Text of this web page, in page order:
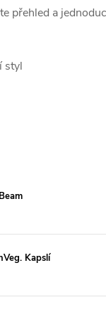
přehled a
styl
Kapslí